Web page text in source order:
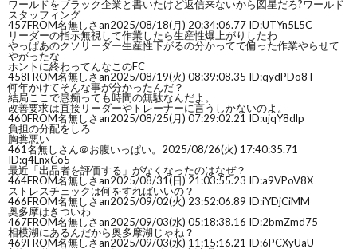
ワールドをブラック企業と書いたけど返信来ないから図星だろ?ワールド
スタッフィング
457FROM名無しさan2025/08/18(月) 20:34:06.77 ID:UTYn5L5C
リーダーの指示無視して作業したら生産性爆上がりしたわ
やっぱあのクソリーダー生産性下がるの分かってて偏った作業やらせて
やがったな
ホントに終わってんなこのFC
458FROM名無しさan2025/08/19(火) 08:39:08.35 ID:qydPDo8T
何年かけてそんな事が分かったんだ？
結局ここで愚痴っても時間の無駄なんだよ。
改善要求は直接リーダーやトレーナーに言うしかないのよ。
460FROM名無しさan2025/08/25(月) 07:29:02.21 ID:ujqY8dlp
負担の分配をしろ
胸糞悪い
461名無しさん＠お腹いっぱい。 2025/08/26(火) 17:40:35.71
ID:q4LnxCo5
最近「出品者を評価する」がなくなったのはなぜ？
464FROM名無しさan2025/08/31(日) 21:03:55.23 ID:a9VPoV8X
ストレスチェックは何をすればいいの？
466FROM名無しさan2025/09/02(火) 23:52:06.89 ID:iYDjCiMM
奥多摩はきついわ
467FROM名無しさan2025/09/03(水) 05:18:38.16 ID:2bmZmd75
相模湖にあるんだから奥多摩湖じゃね？
469FROM名無しさan2025/09/03(水) 11:15:16.21 ID:6PCXyUaU